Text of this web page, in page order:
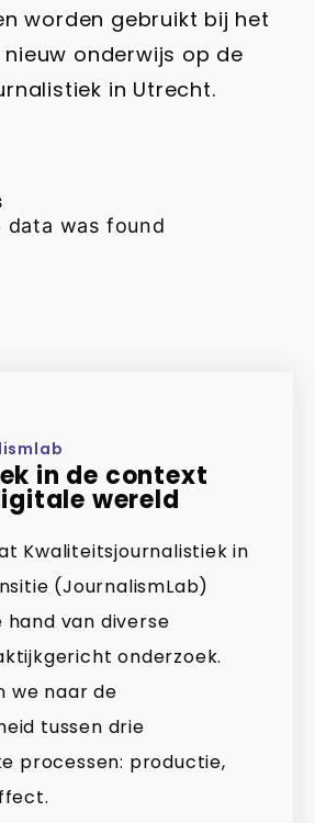
worden gebruikt bij het
onderwijs op de
in Utrecht.
data was found
in de context
wereld
Kwaliteitsjournalistiek in
(JournalismLab)
hand van diverse
onderzoek.
we naar de
tussen drie
processen: productie,